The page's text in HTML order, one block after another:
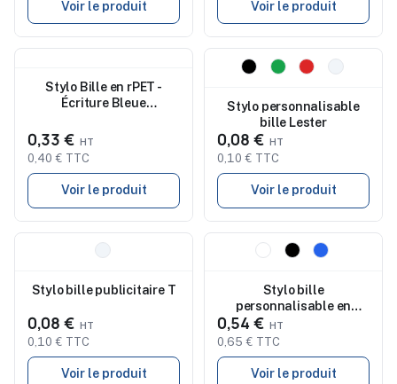
Voir le produit Voir le produit
Stylo Bille en rPET -
Écriture Bleue
0,33 €
0,40 € TTC
Voir le produit
Nouveau
Stylo personnalisable
bille Lester
0,08 €
0,10 € TTC
Voir le produit
Stylo bille publicitaire T
0,08 €
0,10 € TTC
Voir le produit
Nouveau
Stylo bille
personnalisable en
métal Yvette
0,54 €
0,65 € TTC
Voir le produit